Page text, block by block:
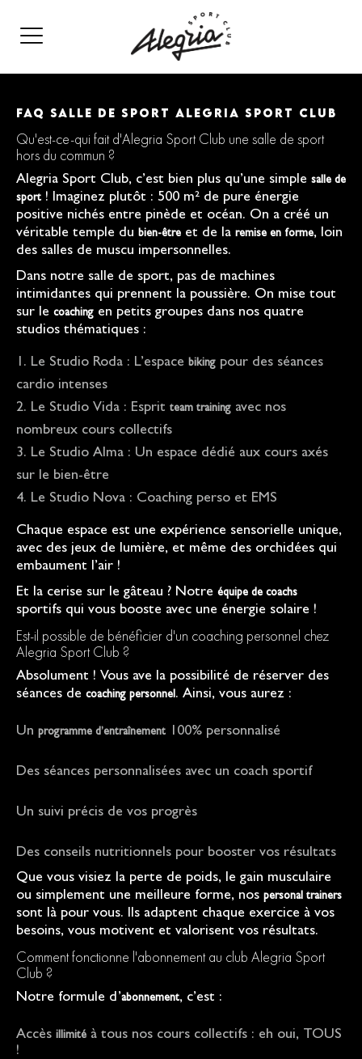
FAQ SALLE DE SPORT ALEGRIA SPORT CLUB
Qu'est-ce-qui fait d'Alegria Sport Club une salle de sport
hors du commun ?
Alegria Sport Club, c’est bien plus qu’une simple salle de
sport ! Imaginez plutôt : 500 m² de pure énergie
positive nichés entre pinède et océan. On a créé un
véritable temple du bien-être et de la remise en forme, loin
des salles de muscu impersonnelles.
Dans notre salle de sport, pas de machines
intimidantes qui prennent la poussière. On mise tout
sur le coaching en petits groupes dans nos quatre
studios thématiques :
Le Studio Roda : L’espace biking pour des séances
cardio intenses
Le Studio Vida : Esprit team training avec nos
nombreux cours collectifs
Le Studio Alma : Un espace dédié aux cours axés
sur le bien-être
Le Studio Nova : Coaching perso et EMS
Chaque espace est une expérience sensorielle unique,
avec des jeux de lumière, et même des orchidées qui
embaument l’air !
Et la cerise sur le gâteau ? Notre équipe de coachs
sportifs qui vous booste avec une énergie solaire !
Est-il possible de bénéficier d'un coaching personnel chez
Alegria Sport Club ?
Absolument ! Vous ave la possibilité de réserver des
séances de coaching personnel. Ainsi, vous aurez :
Un programme d’entraînement 100% personnalisé
Des séances personnalisées avec un coach sportif
Un suivi précis de vos progrès
Des conseils nutritionnels pour booster vos résultats
Que vous visiez la perte de poids, le gain musculaire
ou simplement une meilleure forme, nos personal trainers
sont là pour vous. Ils adaptent chaque exercice à vos
besoins, vous motivent et valorisent vos résultats.
Comment fonctionne l'abonnement au club Alegria Sport
Club ?
Notre formule d’abonnement, c’est :
Accès illimité à tous nos cours collectifs : eh oui, TOUS
!